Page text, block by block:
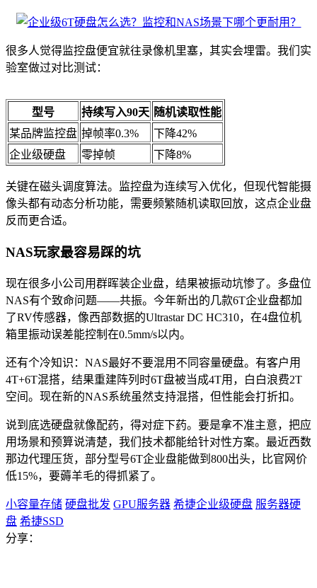
很多人觉得监控盘便宜就往录像机里塞，其实会埋雷。我们实
验室做过对比测试：
型号 持续写入90天 随机读取性能
某品牌监控盘 掉帧率0.3%
下降42%
企业级硬盘
零掉帧 下降8%
关键在磁头调度算法。监控盘为连续写入优化，但现代智能摄
像头都有动态分析功能，需要频繁随机读取回放，这点企业盘
反而更合适。
NAS玩家最容易踩的坑
现在很多小公司用群晖装企业盘，结果被振动坑惨了。多盘位
NAS有个致命问题——共振。今年新出的几款6T企业盘都加
了RV传感器，像西部数据的Ultrastar DC HC310，在4盘位机
箱里振动误差能控制在0.5mm/s以内。
还有个冷知识：NAS最好不要混用不同容量硬盘。有客户用
4T+6T混搭，结果重建阵列时6T盘被当成4T用，白白浪费2T
空间。现在新的NAS系统虽然支持混搭，但性能会打折扣。
说到底选硬盘就像配药，得对症下药。要是拿不准主意，把应
用场景和预算说清楚，我们技术都能给针对性方案。最近西数
那边代理压货，部分型号6T企业盘能做到800出头，比官网价
低15%，要薅羊毛的得抓紧了。
小容量存储 硬盘批发 GPU服务器 希捷企业级硬盘 服务器硬
盘 希捷SSD
分享：